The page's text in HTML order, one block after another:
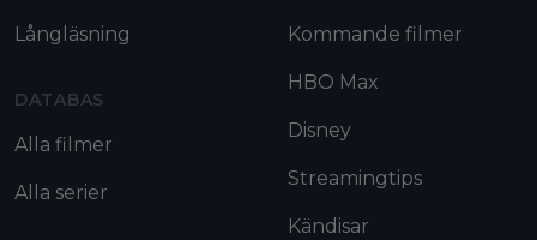
Långläsning
DATABAS
Alla filmer
Alla serier
Kommande filmer
HBO Max
Disney
Streamingtips
Kändisar